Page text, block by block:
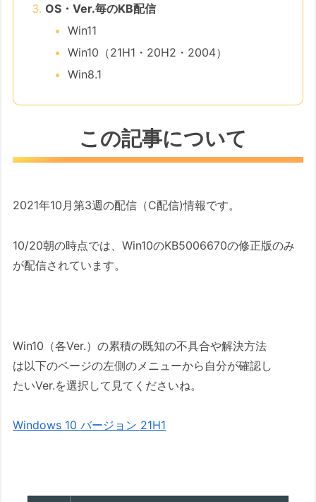
OS・Ver.毎のKB配信
Win11
Win10（21H1・20H2・2004）
Win8.1
この記事について
2021年10月第3週の配信（C配信)情報です。
10/20朝の時点では、Win10のKB5006670の修正版のみ
が配信されています。
Win10（各Ver.）の累積の既知の不具合や解決方法
は以下のページの左側のメニューから自分が確認し
たいVer.を選択して見てくださいね。
Windows 10 バージョン 21H1